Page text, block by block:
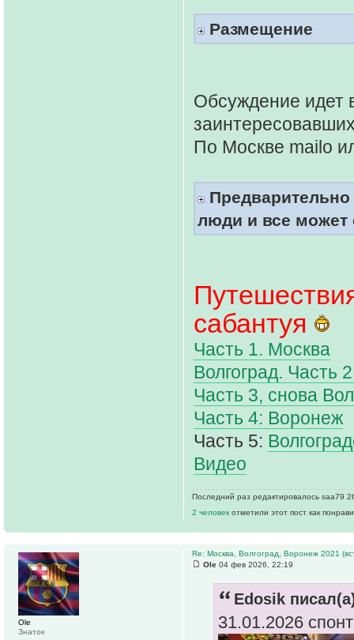
Размещение
Обсуждение идет
По Москве mailo
люди и все может
сабантуя
Часть 1. Москва
Волгоград. Часть
Часть 3, снова
Часть 4: Воронеж
Часть 5:
Видео
Последний раз редактировалось saa79
2 человек отметили этот пост как
Re: Москва, Волгоград, Воронеж 2021
Ole 04 фев 2026, 22:19
Edosik
31.01.2026
Ole
Знаток